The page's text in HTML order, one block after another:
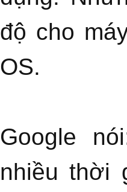
độ cho
OS.
Google
nhiều thời